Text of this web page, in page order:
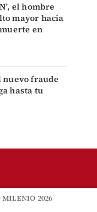
el hombre
mayor hacia
en
nuevo fraude
hasta tu
MILENIO 2026